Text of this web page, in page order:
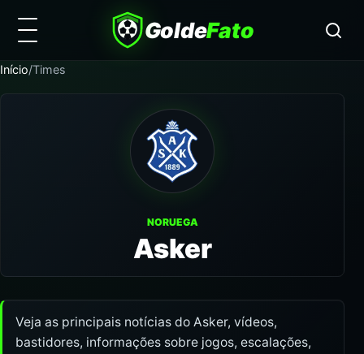
GoldeFato
Início/Times
NORUEGA
Asker
Veja as principais notícias do Asker, vídeos,
bastidores, informações sobre jogos, escalações,